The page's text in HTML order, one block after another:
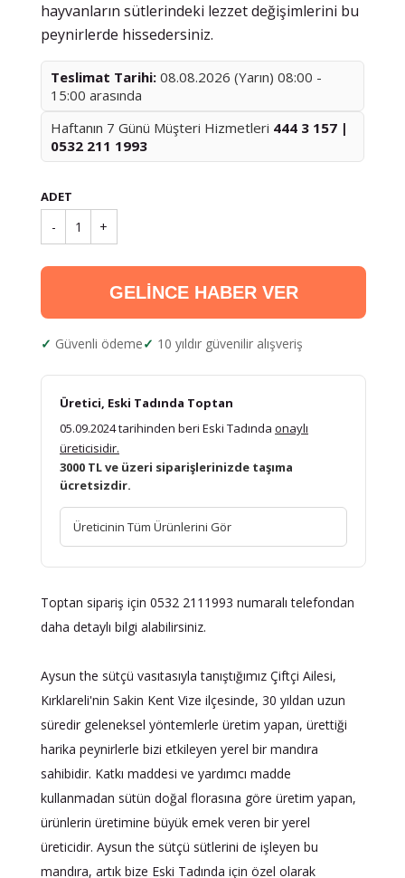
hayvanların sütlerindeki lezzet değişimlerini bu
peynirlerde hissedersiniz.
Teslimat Tarihi: 08.08.2026 (Yarın) 08:00 -
15:00 arasında
Haftanın 7 Günü Müşteri Hizmetleri 444 3 157 |
0532 211 1993
ADET
- 1 +
GELİNCE HABER VER
Güvenli ödeme 10 yıldır güvenilir alışveriş
Üretici, Eski Tadında Toptan
05.09.2024 tarihinden beri Eski Tadında onaylı
üreticisidir.
3000 TL ve üzeri siparişlerinizde taşıma
ücretsizdir.
Üreticinin Tüm Ürünlerini Gör
Toptan sipariş için 0532 2111993 numaralı telefondan
daha detaylı bilgi alabilirsiniz.
Aysun the sütçü vasıtasıyla tanıştığımız Çiftçi Ailesi,
Kırklareli'nin Sakin Kent Vize ilçesinde, 30 yıldan uzun
süredir geleneksel yöntemlerle üretim yapan, ürettiği
harika peynirlerle bizi etkileyen yerel bir mandıra
sahibidir. Katkı maddesi ve yardımcı madde
kullanmadan sütün doğal florasına göre üretim yapan,
ürünlerin üretimine büyük emek veren bir yerel
üreticidir. Aysun the sütçü sütlerini de işleyen bu
mandıra, artık bize Eski Tadında için özel olarak